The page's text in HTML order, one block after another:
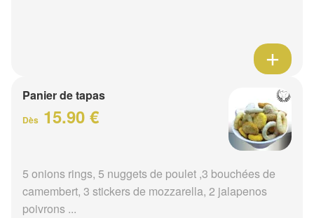
Panier de tapas
Dès 15.90 €
5 onions rings, 5 nuggets de poulet ,3 bouchées de
camembert, 3 stickers de mozzarella, 2 jalapenos
poivrons ...